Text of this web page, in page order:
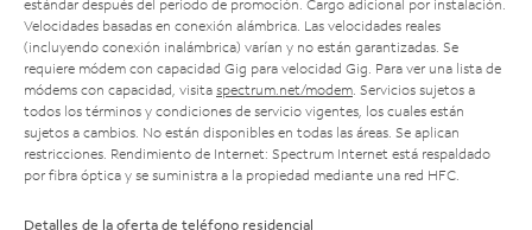
estándar después del período de promoción. Cargo adicional por instalación.
Velocidades basadas en conexión alámbrica. Las velocidades reales
(incluyendo conexión inalámbrica) varían y no están garantizadas. Se
requiere módem con capacidad Gig para velocidad Gig. Para ver una lista de
módems con capacidad, visita spectrum.net/modem. Servicios sujetos a
todos los términos y condiciones de servicio vigentes, los cuales están
sujetos a cambios. No están disponibles en todas las áreas. Se aplican
restricciones. Rendimiento de Internet: Spectrum Internet está respaldado
por fibra óptica y se suministra a la propiedad mediante una red HFC.
Detalles de la oferta de teléfono residencial